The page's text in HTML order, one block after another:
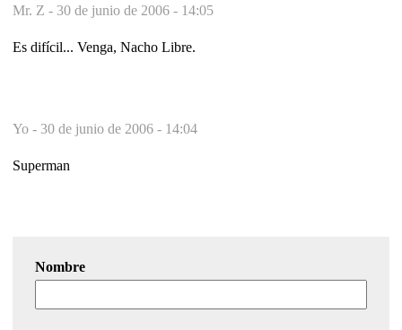
Mr. Z - 30 de junio de 2006 - 14:05
Es difícil... Venga, Nacho Libre.
Yo - 30 de junio de 2006 - 14:04
Superman
Nombre